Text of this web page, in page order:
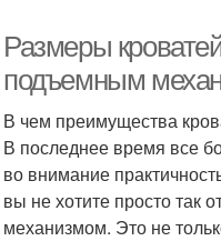
Размеры
подъемным
В чем преимущества
В последнее время все
во внимание
вы не хотите просто так
механизмом. Это не